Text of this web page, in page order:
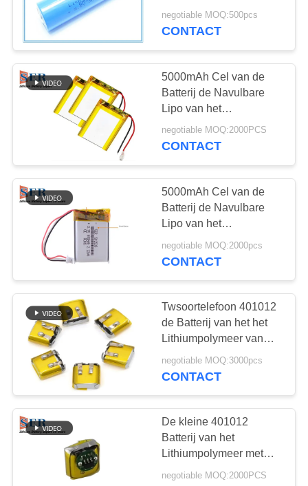
Lithiumbatterij voor
Automobielelektronika
negotiable MOQ:500pcs
CONTACT
5000mAh Cel van de
Batterij de Navulbare
Lipo van het
lithiumpolymeer voor
Voertuigdrijver
negotiable MOQ:2000PCS
CONTACT
5000mAh Cel van de
Batterij de Navulbare
Lipo van het
lithiumpolymeer voor
Voertuigdrijver
negotiable MOQ:2000pcs
CONTACT
Twsoortelefoon 401012
de Batterij van het het
Lithiumpolymeer van
3.7V 30mAh
negotiable MOQ:3000pcs
CONTACT
De kleine 401012
Batterij van het
Lithiumpolymeer met
PCB voor Ware Stereo
negotiable MOQ:2000PCS